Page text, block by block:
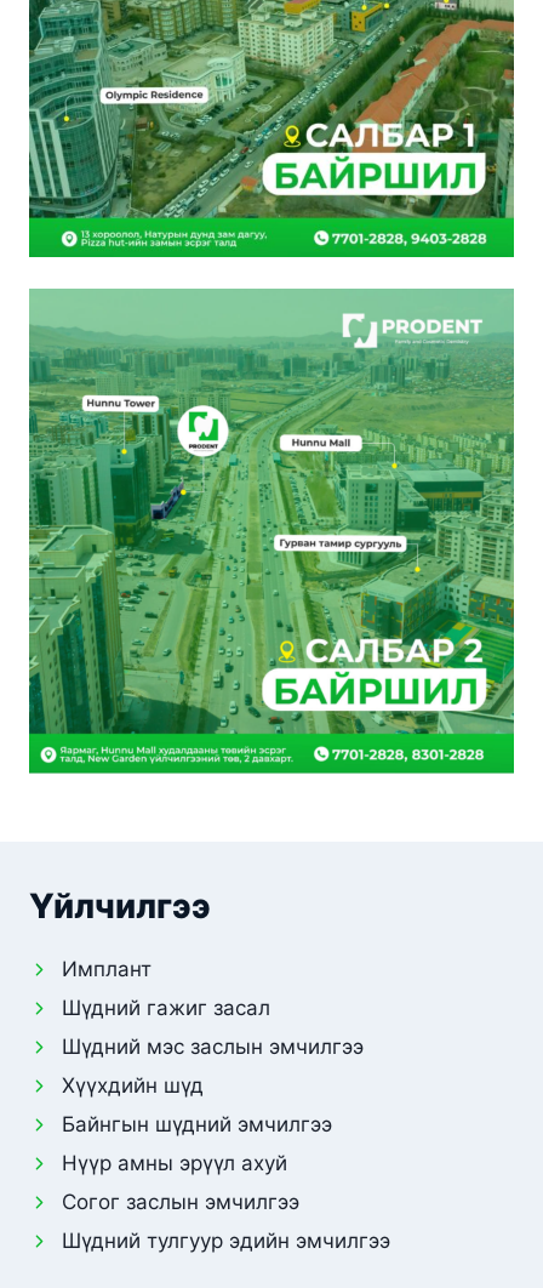
Үйлчилгээ
Имплант
Шүдний гажиг засал
Шүдний мэс заслын эмчилгээ
Хүүхдийн шүд
Байнгын шүдний эмчилгээ
Нүүр амны эрүүл ахуй
Согог заслын эмчилгээ
Шүдний тулгуур эдийн эмчилгээ